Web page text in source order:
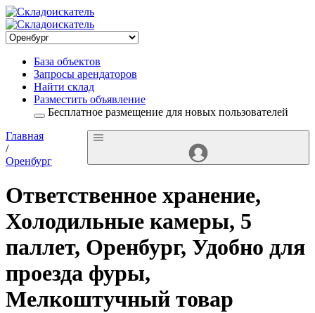
База объектов
Запросы арендаторов
Найти склад
Разместить объявление
Бесплатное размещение для новых пользователей
Главная
/
Оренбург
Ответственное хранение,
Холодильные камеры, 5
паллет, Оренбург, Удобно для
проезда фуры,
Мелкоштучный товар